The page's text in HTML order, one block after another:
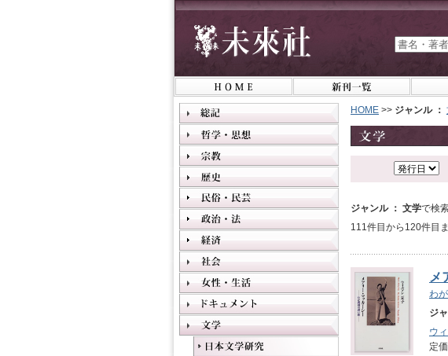
HOME >> ジャンル ：
ジャンル ： 文学で検
111件目から120件目
メ
わ
ジ
ウ
定